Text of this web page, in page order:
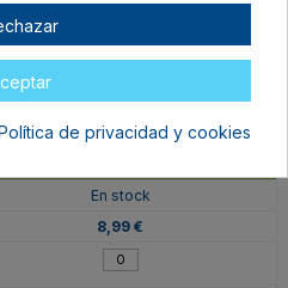
VIN-OR-B-VC
En stock
8,99 €
de privacidad y cookies